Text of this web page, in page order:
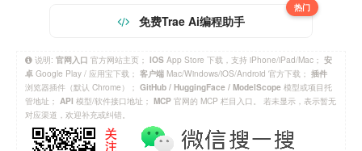
免费Trae Ai编程助手
热门
说明: 官网入口 官方网站主页； IOS App Store 下载，支持 iPhone/iPad/Mac； 安
卓 Google Play / 应用宝下载； 客户端 Mac/Windows/iOS/Android 官方下载； 插件
浏览器插件（默认 Chrome）； GitHub / HuggingFace / ModelScope 模型或项目托
管地址； API 模型/软件接口地址； MCP 官网的 MCP 栏目入口。 若未显示，表示暂无
对应渠道，欢迎补充或纠错。